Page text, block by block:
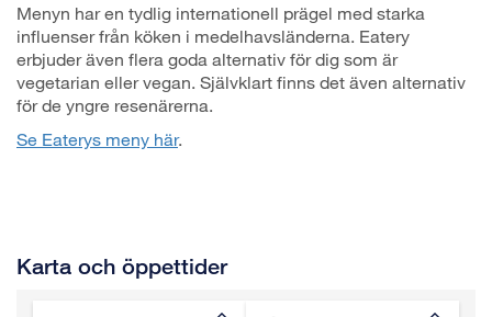
Menyn har en tydlig internationell prägel med starka
influenser från köken i medelhavsländerna. Eatery
erbjuder även flera goda alternativ för dig som är
vegetarian eller vegan. Självklart finns det även alternativ
för de yngre resenärerna.
Se Eaterys meny här.
Karta och öppettider